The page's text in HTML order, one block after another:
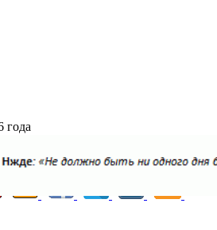
года